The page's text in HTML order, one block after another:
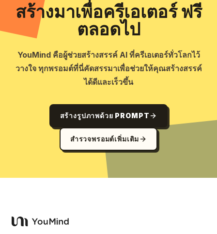
สร้างมาเพื่อครีเอเตอร์ ฟรี
ตลอดไป
YouMind คือผู้ช่วยสร้างสรรค์ AI ที่ครีเอเตอร์ทั่วโลกไว้
วางใจ ทุกพรอมต์ที่นี่คัดสรรมาเพื่อช่วยให้คุณสร้างสรรค์
ได้ดีและเร็วขึ้น
สร้างรูปภาพด้วย PROMPT
สำรวจพรอมต์เพิ่มเติม